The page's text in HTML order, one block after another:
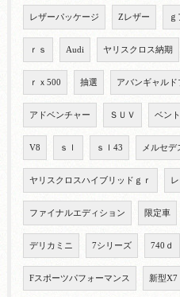
レザーパッケージ Zレザー
ｒｓ Audi ヤリスクロス納期
ｒｘ500 抽選 アバンギャルド
アドベンチャー ＳＵＶ ベン
V8 ｓｌ ｓｌ43 メルセ
ヤリスクロスハイブリッドｇｒ
ファイナルエディション 限定車
デリカミニ 7シリーズ 740ｄ
Fスポーツパフォーマンス 新型X7